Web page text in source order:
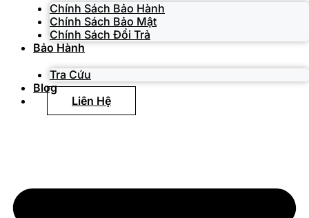
Chính Sách Bảo Hành
Chính Sách Bảo Mật
Chính Sách Đổi Trả
Bảo Hành
Tra Cứu
Blog
Liên Hệ